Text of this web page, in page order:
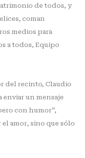
de todos, y
coman
medios para
a todos, Equipo
del recinto, Claudio
enviar un mensaje
con humor”,
amor, sino que sólo